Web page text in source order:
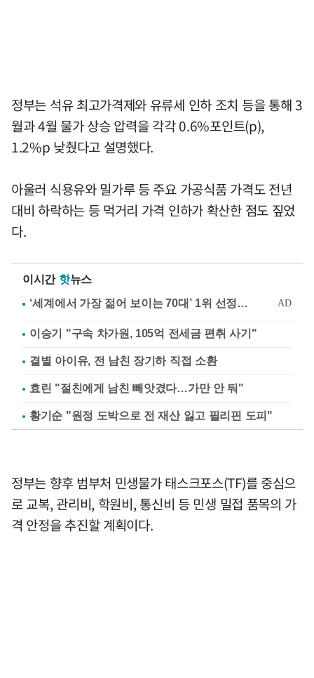
정부는 석유 최고가격제와 유류세 인하 조치 등을 통해 3
월과 4월 물가 상승 압력을 각각 0.6%포인트(p),
1.2%p 낮췄다고 설명했다.
아울러 식용유와 밀가루 등 주요 가공식품 가격도 전년
대비 하락하는 등 먹거리 가격 인하가 확산한 점도 짚었
다.
이시간 핫뉴스
이승기 "구속 차가원, 105억 전세금 편취 사기"
결별 아이유, 전 남친 장기하 직접 소환
효린 "절친에게 남친 빼앗겼다…가만 안 둬"
황기순 "원정 도박으로 전 재산 잃고 필리핀 도피"
정부는 향후 범부처 민생물가 태스크포스(TF)를 중심으
로 교복, 관리비, 학원비, 통신비 등 민생 밀접 품목의 가
격 안정을 추진할 계획이다.